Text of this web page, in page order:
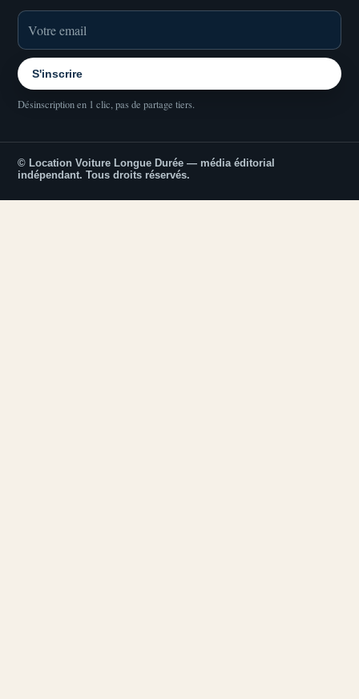
S'inscrire
Désinscription en 1 clic, pas de partage tiers.
© Location Voiture Longue Durée — média éditorial
indépendant. Tous droits réservés.